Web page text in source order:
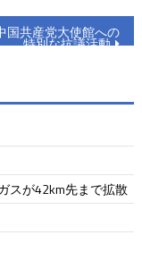
国共産党大使館への
特別な抗議活動
スが42km先まで拡散